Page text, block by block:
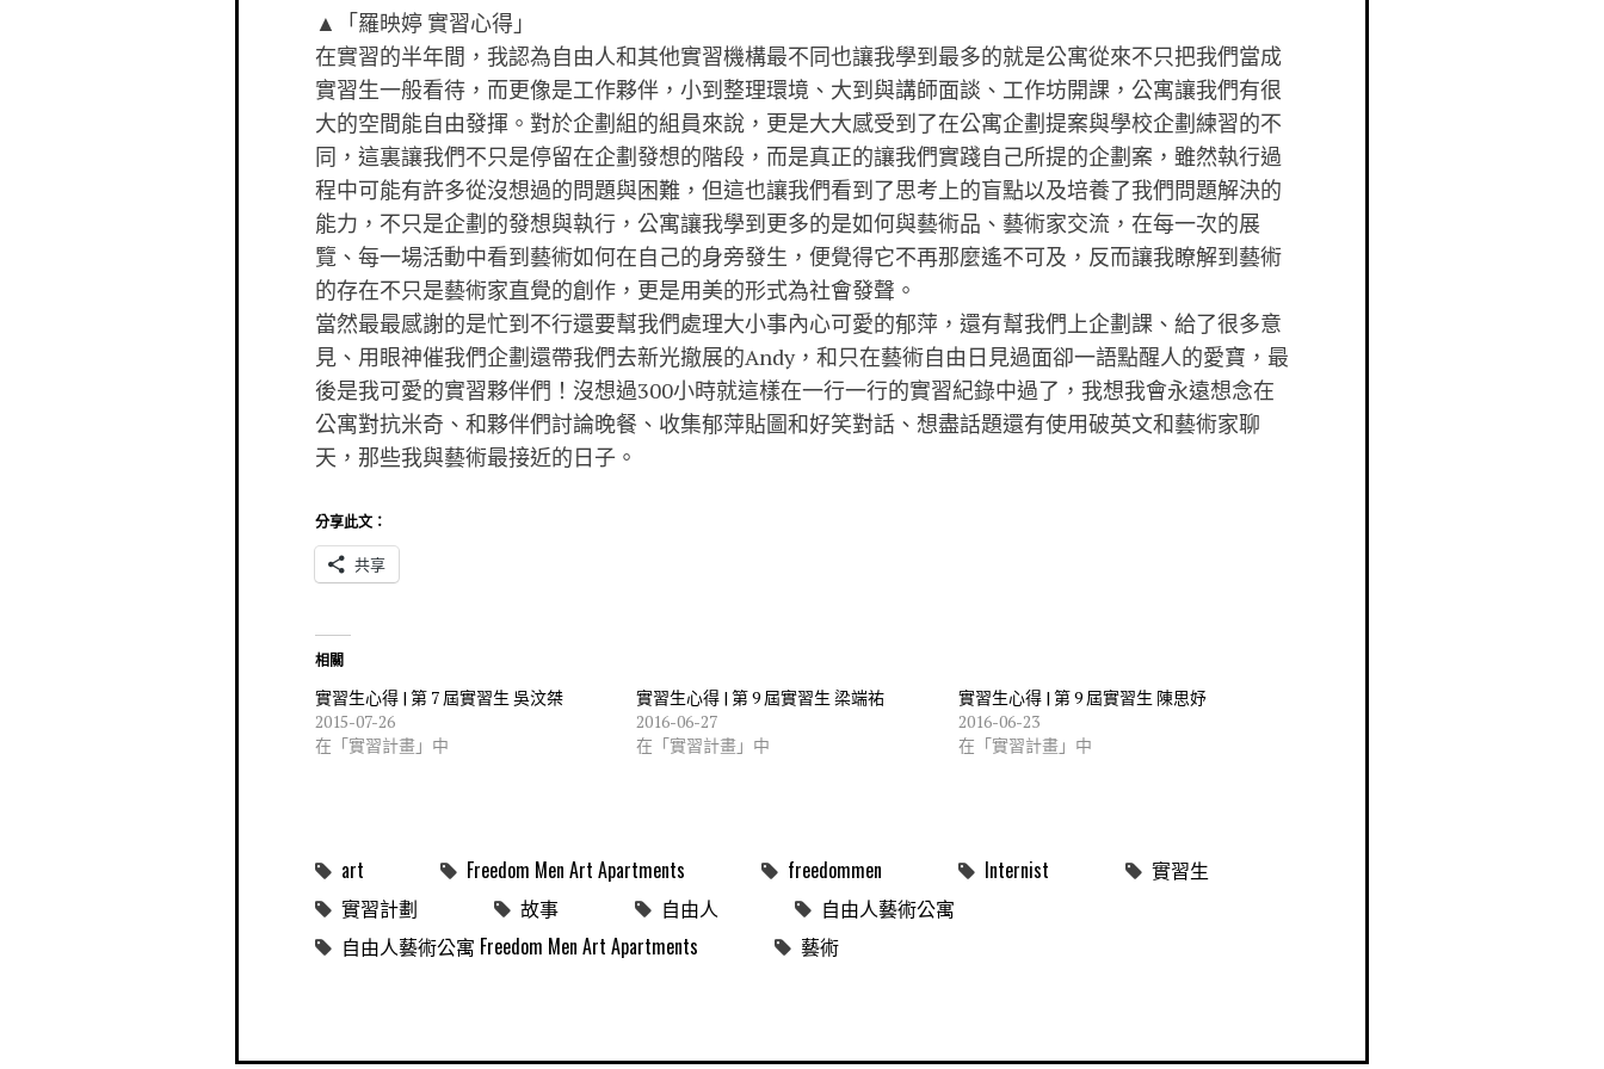
▲「羅映婷 實習心得」
在實習的半年間，我認為自由人和其他實習機構最不同也讓我學到最多的就是公寓從來不只把我們當成
實習生一般看待，而更像是工作夥伴，小到整理環境、大到與講師面談、工作坊開課，公寓讓我們有很
大的空間能自由發揮。對於企劃組的組員來說，更是大大感受到了在公寓企劃提案與學校企劃練習的不
同，這裏讓我們不只是停留在企劃發想的階段，而是真正的讓我們實踐自己所提的企劃案，雖然執行過
程中可能有許多從沒想過的問題與困難，但這也讓我們看到了思考上的盲點以及培養了我們問題解決的
能力，不只是企劃的發想與執行，公寓讓我學到更多的是如何與藝術品、藝術家交流，在每一次的展
覽、每一場活動中看到藝術如何在自己的身旁發生，便覺得它不再那麼遙不可及，反而讓我瞭解到藝術
的存在不只是藝術家直覺的創作，更是用美的形式為社會發聲。
當然最最感謝的是忙到不行還要幫我們處理大小事內心可愛的郁萍，還有幫我們上企劃課、給了很多意
見、用眼神催我們企劃還帶我們去新光撤展的Andy，和只在藝術自由日見過面卻一語點醒人的愛寶，最
後是我可愛的實習夥伴們！沒想過300小時就這樣在一行一行的實習紀錄中過了，我想我會永遠想念在
公寓對抗米奇、和夥伴們討論晚餐、收集郁萍貼圖和好笑對話、想盡話題還有使用破英文和藝術家聊
天，那些我與藝術最接近的日子。
分享此文：
共享
相關
實習生心得 | 第 7 屆實習生 吳汶桀
2015-07-26
在「實習計畫」中
實習生心得 | 第 9 屆實習生 梁端祐
2016-06-27
在「實習計畫」中
實習生心得 | 第 9 屆實習生 陳思妤
2016-06-23
在「實習計畫」中
art Freedom Men Art Apartments freedommen Internist
實習生
實習計劃
故事 自由人
自由人藝術公寓
自由人藝術公寓 Freedom Men Art Apartments
藝術